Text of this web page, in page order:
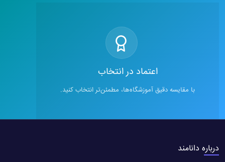
اعتماد در انتخاب
با مقایسه دقیق آموزشگاه‌ها، مطمئن‌تر انتخاب کنید.
درباره دانامند